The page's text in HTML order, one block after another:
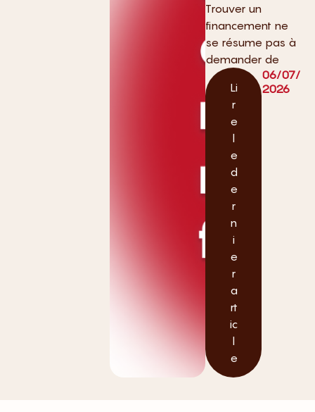
Trouver un
financement ne
se résume pas à
demander de
Li
r
e
l
e
d
e
r
n
i
e
r
a
rt
ic
l
e
06/07/
2026